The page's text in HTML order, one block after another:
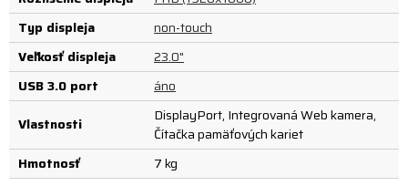
Typ displeja
non-touch
Veľkosť displeja
23.0"
USB 3.0 port
áno
Vlastnosti
DisplayPort, Integrovaná Web kamera,
Čítačka pamäťových kariet
Hmotnosť
7 kg